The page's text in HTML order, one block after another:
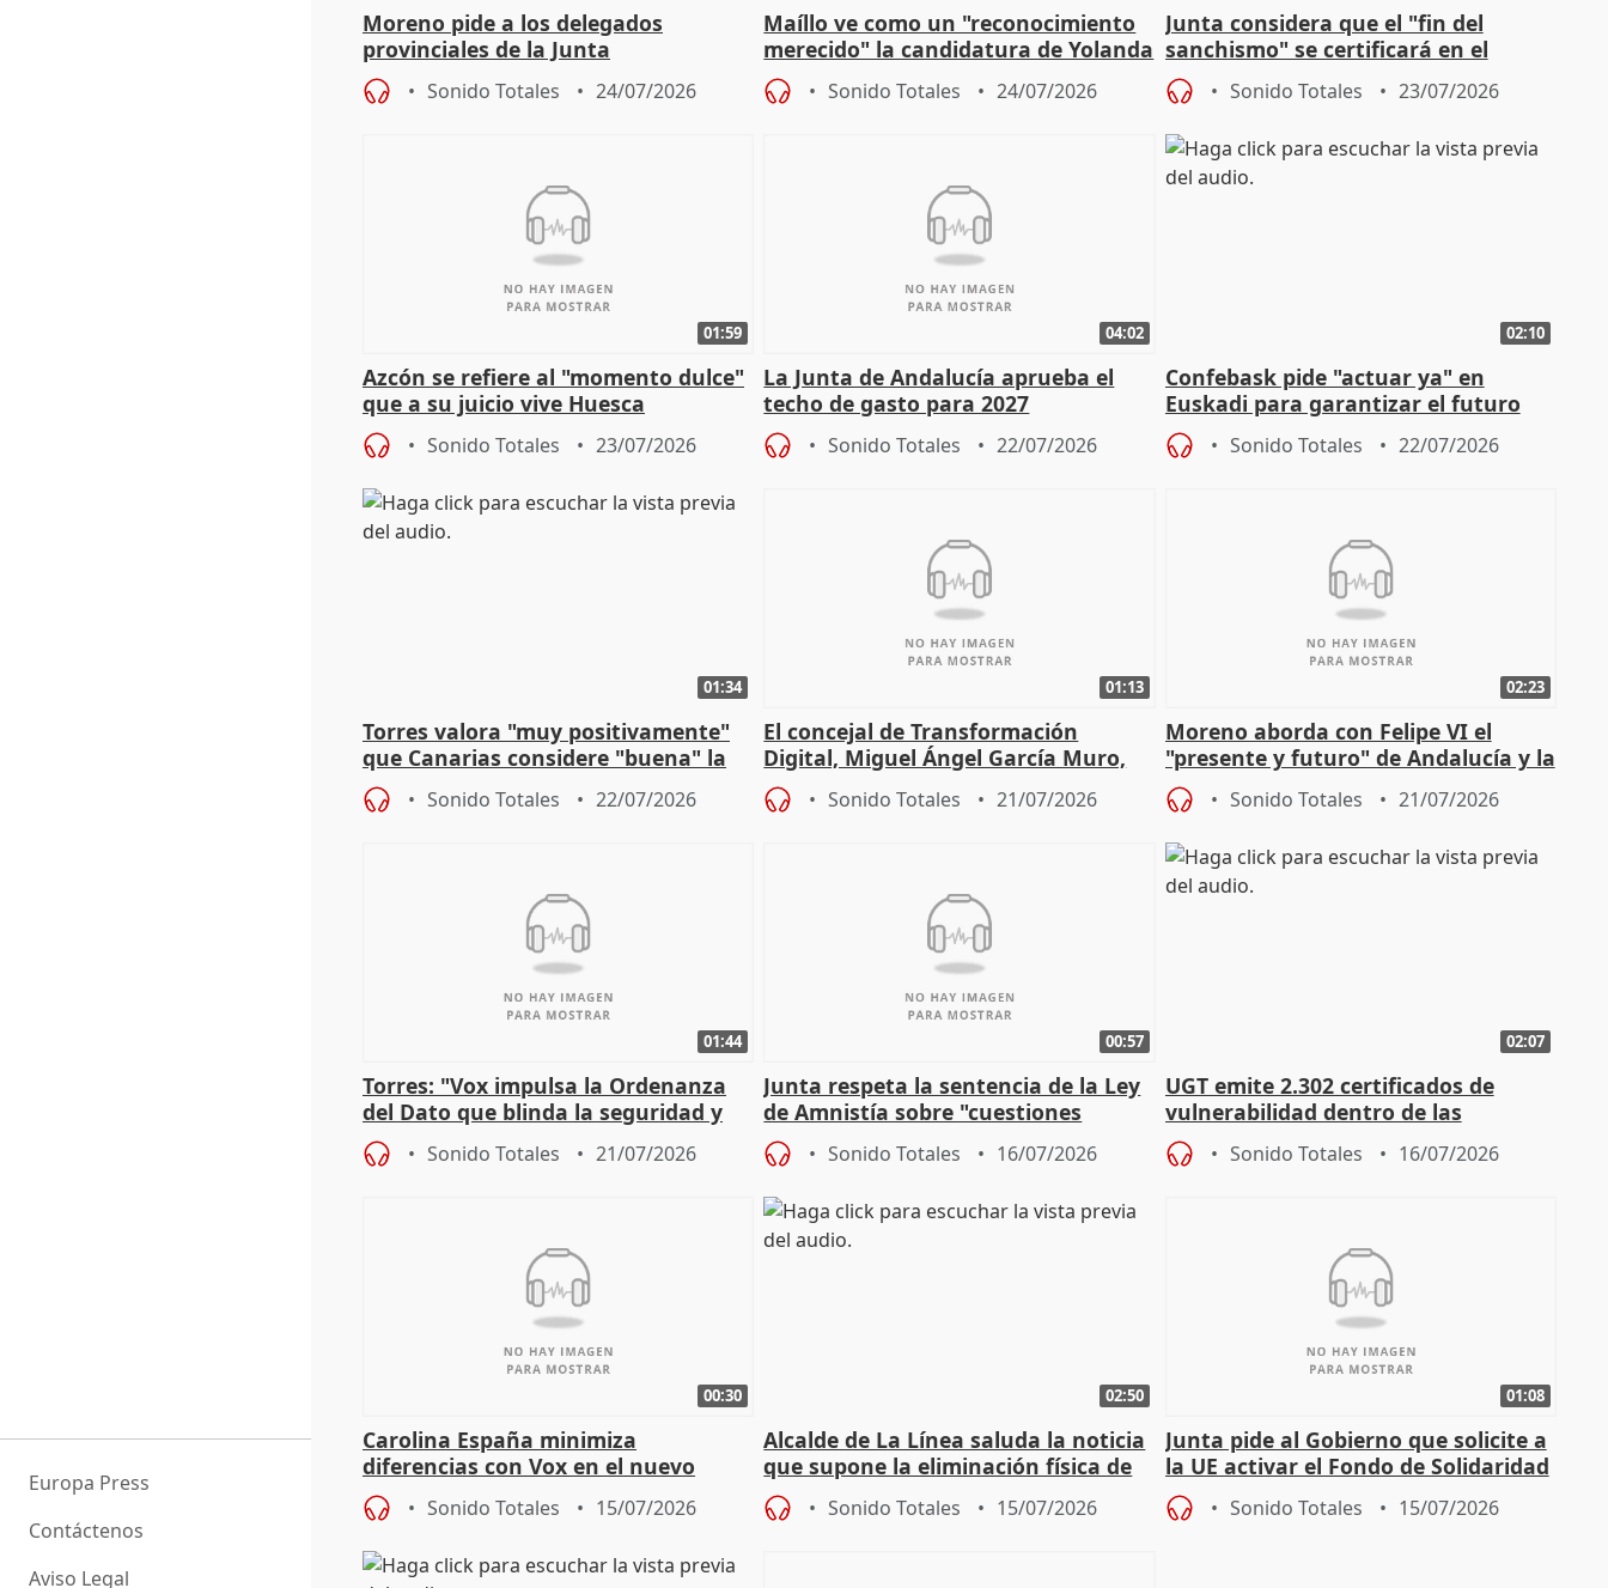
Europa Press
Contáctenos
Aviso Legal
Moreno pide a los delegados
provinciales de la Junta
"determinación para afrontar los
retos", diálog
Sonido Totales 24/07/2026
Maíllo ve como un "reconocimiento
merecido" la candidatura de Yolanda
Díaz a la OIT
Sonido Totales 24/07/2026
Junta considera que el "fin del
sanchismo" se certificará en el
Congreso con la "caída" del techo de
Sonido Totales 23/07/2026
01:59
Azcón se refiere al "momento dulce"
que a su juicio vive Huesca
Sonido Totales 23/07/2026
04:02
La Junta de Andalucía aprueba el
techo de gasto para 2027
Sonido Totales 22/07/2026
02:10
Confebask pide "actuar ya" en
Euskadi para garantizar el futuro
con un pacto de país
Sonido Totales 22/07/2026
01:34
Torres valora "muy positivamente"
que Canarias considere "buena" la
propuesta del CPFF
Sonido Totales 22/07/2026
01:13
El concejal de Transformación
Digital, Miguel Ángel García Muro,
sobre la Ordenanza del Dato
Sonido Totales 21/07/2026
02:23
Moreno aborda con Felipe VI el
"presente y futuro" de Andalucía y la
preocupación por los incendios
Sonido Totales 21/07/2026
01:44
Torres: "Vox impulsa la Ordenanza
del Dato que blinda la seguridad y
los derechos ante al control"
Sonido Totales 21/07/2026
00:57
Junta respeta la sentencia de la Ley
de Amnistía sobre "cuestiones
técnicas" que "no avalan la const
Sonido Totales 16/07/2026
02:07
UGT emite 2.302 certificados de
vulnerabilidad dentro de las
solicitudes de regulación C-LM
Sonido Totales 16/07/2026
00:30
Carolina España minimiza
diferencias con Vox en el nuevo
Gobierno: "Lo importante es que sea
una legSonido Totales 15/07/2026
02:50
Alcalde de La Línea saluda la noticia
que supone la eliminación física de
la Verja de Gibraltar
Sonido Totales 15/07/2026
01:08
Junta pide al Gobierno que solicite a
la UE activar el Fondo de Solidaridad
para afrontar daños del
Sonido Totales 15/07/2026